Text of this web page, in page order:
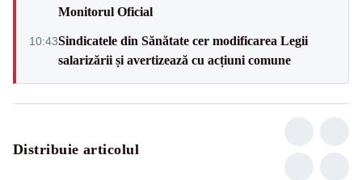
Monitorul Oficial
10:43Sindicatele din Sănătate cer modificarea Legii
salarizării și avertizează cu acțiuni comune
Distribuie articolul